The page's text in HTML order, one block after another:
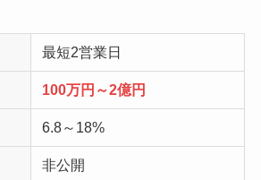
最短2営業日
100万円～2億円
6.8～18%
非公開